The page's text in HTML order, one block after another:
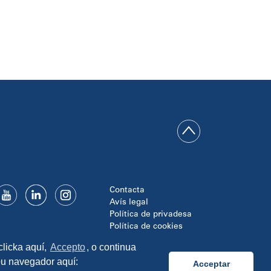
aquí, Accepto, o continua
navegador aquí:
Acceptar
Contacta
Avís legal
Política de privadesa
Política de cookies
TipTop Learning